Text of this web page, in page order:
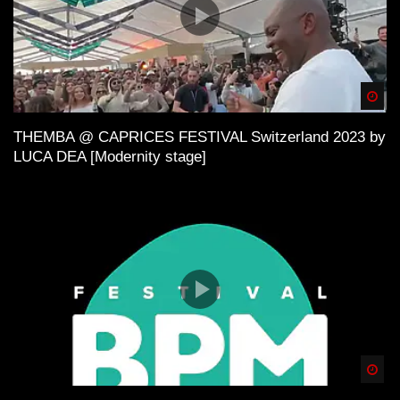
THEMBA @ CAPRICES FESTIVAL Switzerland 2023 by
LUCA DEA [Modernity stage]